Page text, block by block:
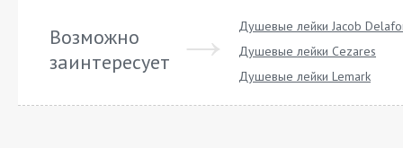
Возможно
заинтересует
Душевые лейки Jacob
Душевые лейки Cezares
Душевые лейки Lemark